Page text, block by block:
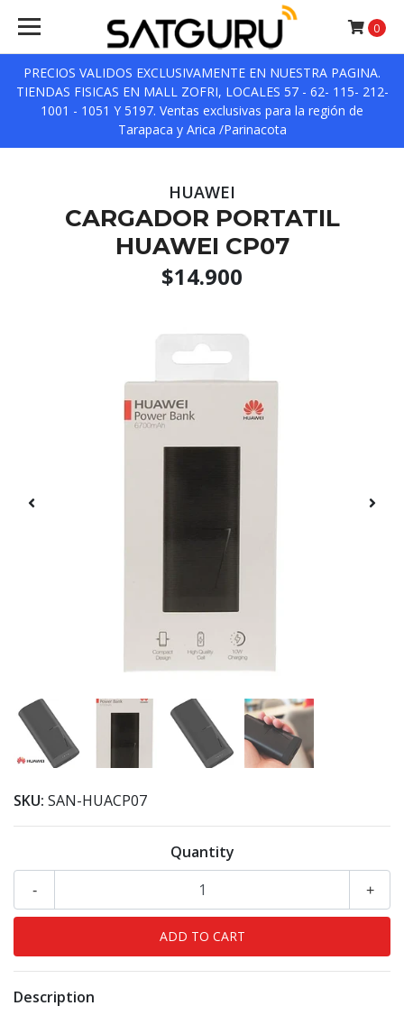
PRECIOS VALIDOS EXCLUSIVAMENTE EN NUESTRA PAGINA.
TIENDAS FISICAS EN MALL ZOFRI, LOCALES 57 - 62- 115- 212-
1001 - 1051 Y 5197. Ventas exclusivas para la región de
Tarapaca y Arica /Parinacota
0
HUAWEI
CARGADOR PORTATIL
HUAWEI CP07
$14.900
SKU: SAN-HUACP07
Quantity
+
-
Description